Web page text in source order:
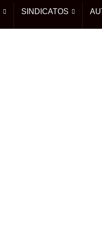
SINDICATOS